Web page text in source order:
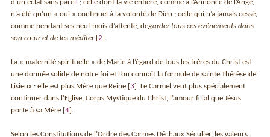
d’un éclat sans pareil ; celle dont la vie entière, comme à l’Annonce de l’Ange,
n’a été qu’un « oui » continuel à la volonté de Dieu ; celle qui n’a jamais cessé,
comme pendant ses neuf mois d’attente, degarder tous ces événements dans
son cœur et de les méditer[2 .
La « maternité spirituelle » de Marie à l’égard de tous les frères du Christ est
une donnée solide de notre foi et l’on connaît la formule de sainte Thérèse de
Lisieux : elle est plus Mère que Reine [3 . Le Carmel veut plus spécialement
continuer dans l’Eglise, Corps Mystique du Christ, l’amour filial que Jésus
porte à sa Mère [4 .
Selon les Constitutions de l’Ordre des Carmes Déchaux Séculier, les valeurs